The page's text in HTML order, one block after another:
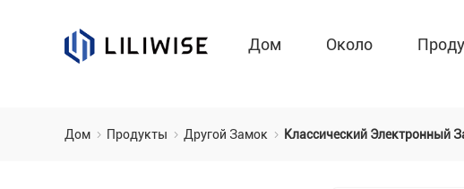
Дом Около
Дом Продукты Другой Замок Классический Электронный